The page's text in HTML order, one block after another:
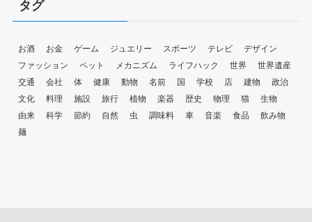
タグ
お酒 お金 ゲーム ジュエリー スポーツ テレビ
デザイン
ファッション
ペット メカニズム ライフハック 世界
世界遺産
交通
会社 体 健康 動物 名前 国 学校 店 建物
政治
文化
料理 施設 旅行 植物 楽器 歴史 物理 猫
生物
由来
科学 節約 自然 虫 調味料 車 音楽 食品
飲み物
麺